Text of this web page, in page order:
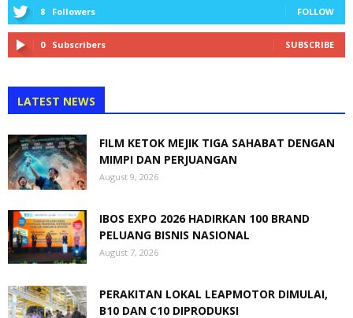
8 Followers FOLLOW
0 Subscribers SUBSCRIBE
LATEST NEWS
FILM KETOK MEJIK TIGA SAHABAT DENGAN
MIMPI DAN PERJUANGAN
August 9, 2026
IBOS EXPO 2026 HADIRKAN 100 BRAND
PELUANG BISNIS NASIONAL
August 7, 2026
PERAKITAN LOKAL LEAPMOTOR DIMULAI,
B10 DAN C10 DIPRODUKSI